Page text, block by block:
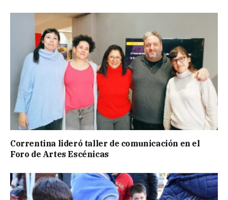
Correntina lideró taller de comunicación en el
Foro de Artes Escénicas